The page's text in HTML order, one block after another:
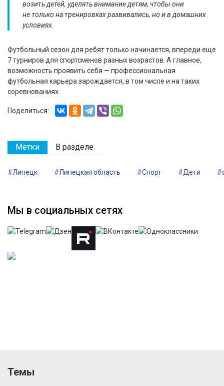
возить детей, уделять внимание детям, чтобы они
не только на тренировках развивались, но и в домашних
условиях.
Футбольный сезон для ребят только начинается, впереди еще
7 турниров для спортсменов разных возрастов. А главное,
возможность проявить себя — профессиональная
футбольная карьера зарождается, в том числе и на таких
соревнованиях.
Поделиться:
Метки В разделе
#Липецк #Липецкая область #Спорт #Дети
Мы в социальных сетях
Темы